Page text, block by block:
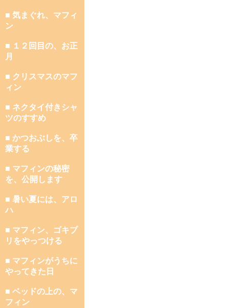
■ 気まぐれ、マフィ
ン
■ １２回目の、お正
月
■ クリスマスのマフ
ィン
■ ネクタイ付きシャ
ツのすすめ
■ かつおぶしを、卒
業する
■ マフィンの秘密
を、公開します
■ 暑い夏には、アロ
ハ
■ マフィン、ゴキブ
リをやっつける
■ マフィンがうちに
やってきた日
■ ベッドの上の、マ
フィン